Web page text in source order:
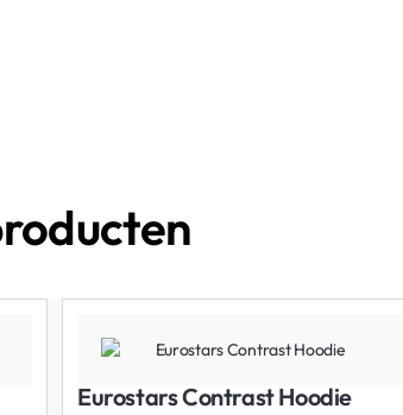
Eurostars Contrast Hoodie